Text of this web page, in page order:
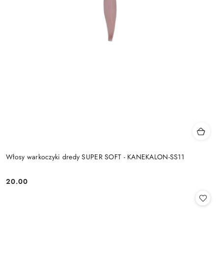
Włosy warkoczyki dredy SUPER SOFT - KANEKALON-SS11
Cena:
20.00